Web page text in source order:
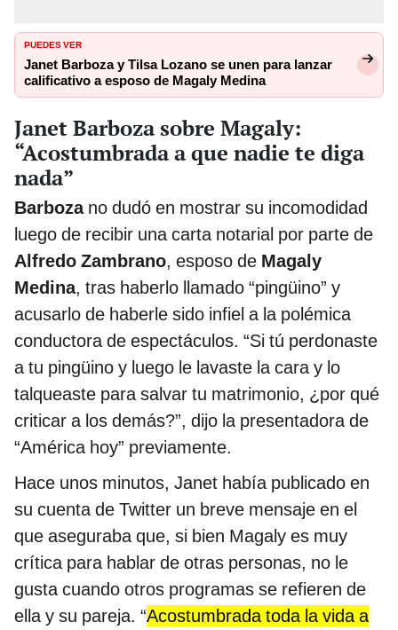
PUEDES VER
Janet Barboza y Tilsa Lozano se unen para lanzar
calificativo a esposo de Magaly Medina
Janet Barboza sobre Magaly:
“Acostumbrada a que nadie te diga
nada”
Barboza no dudó en mostrar su incomodidad
luego de recibir una carta notarial por parte de
Alfredo Zambrano, esposo de Magaly
Medina, tras haberlo llamado “pingüino” y
acusarlo de haberle sido infiel a la polémica
conductora de espectáculos. “Si tú perdonaste
a tu pingüino y luego le lavaste la cara y lo
talqueaste para salvar tu matrimonio, ¿por qué
criticar a los demás?”, dijo la presentadora de
“América hoy” previamente.
Hace unos minutos, Janet había publicado en
su cuenta de Twitter un breve mensaje en el
que aseguraba que, si bien Magaly es muy
crítica para hablar de otras personas, no le
gusta cuando otros programas se refieren de
ella y su pareja. “Acostumbrada toda la vida a